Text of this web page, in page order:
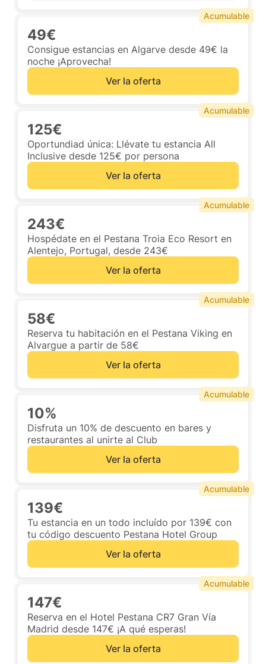
49€
Consigue estancias en Algarve desde 49€ la
noche ¡Aprovecha!
Ver la oferta
Acumulable
125€
Oportundiad única: Llévate tu estancia All
Inclusive desde 125€ por persona
Ver la oferta
Acumulable
243€
Hospédate en el Pestana Troia Eco Resort en
Alentejo, Portugal, desde 243€
Ver la oferta
Acumulable
58€
Reserva tu habitación en el Pestana Viking en
Alvargue a partir de 58€
Ver la oferta
Acumulable
10%
Disfruta un 10% de descuento en bares y
restaurantes al unirte al Club
Ver la oferta
Acumulable
139€
Tu estancia en un todo incluído por 139€ con
tu código descuento Pestana Hotel Group
Ver la oferta
Acumulable
147€
Reserva en el Hotel Pestana CR7 Gran Vía
Madrid desde 147€ ¡A qué esperas!
Ver la oferta
Acumulable